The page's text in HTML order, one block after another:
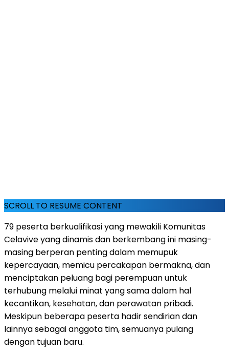
SCROLL TO RESUME CONTENT
79 peserta berkualifikasi yang mewakili Komunitas
Celavive yang dinamis dan berkembang ini masing-
masing berperan penting dalam memupuk
kepercayaan, memicu percakapan bermakna, dan
menciptakan peluang bagi perempuan untuk
terhubung melalui minat yang sama dalam hal
kecantikan, kesehatan, dan perawatan pribadi.
Meskipun beberapa peserta hadir sendirian dan
lainnya sebagai anggota tim, semuanya pulang
dengan tujuan baru.